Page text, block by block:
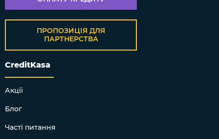
ПРОПОЗИЦІЯ ДЛЯ
ПАРТНЕРСТВА
CreditKasa
Акції
Блог
Часті питання